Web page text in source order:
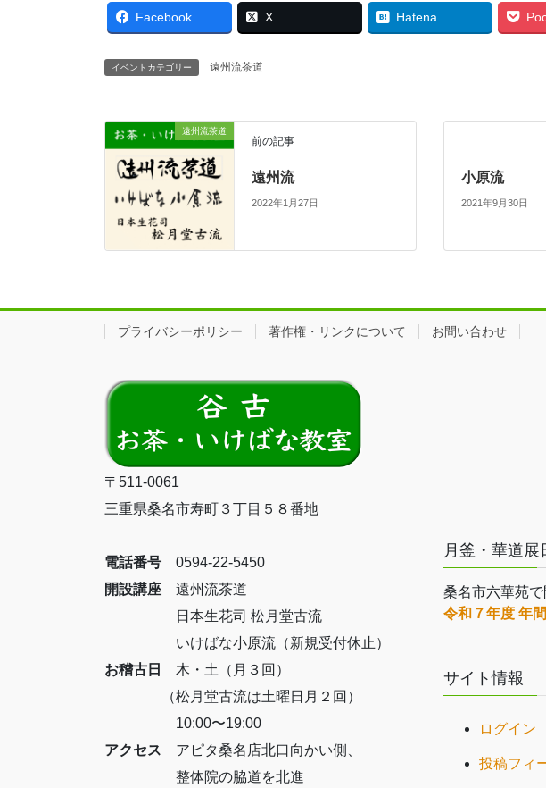
Facebook X Hatena
イベントカテゴリー 遠州流茶道
遠州流茶道
前の記事
遠州流
2022年1月27日
小原流
2021年9月30日
プライバシーポリシー 著作権・リンクについて お問い合わせ
〒511-0061
三重県桑名市寿町３丁目５８番地
電話番号 0594-22-5450
開設講座 遠州流茶道
日本生花司 松月堂古流
いけばな小原流（新規受付休止）
お稽古日
木・土（月３回）
（松月堂古流は土曜日月２回）
10:00〜19:00
アクセス アピタ桑名店北口向かい側、
整体院の脇道を北進
月釜・華道展
桑名市六華苑
令和７年度 年
サイト情報
ログイン
投稿フィ